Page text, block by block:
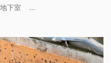
地下室 ...